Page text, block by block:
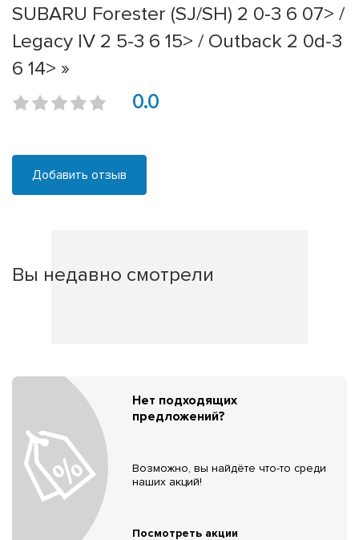
SUBARU Forester (SJ/SH) 2 0-3 6 07> /
Legacy IV 2 5-3 6 15> / Outback 2 0d-3
6 14> »
0.0
Добавить отзыв
Вы недавно смотрели
Нет подходящих
предложений?
Возможно, вы найдёте что-то среди
наших акций!
Посмотреть акции